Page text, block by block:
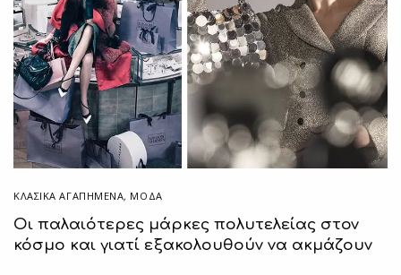
ΚΛΑΣΙΚΆ ΑΓΑΠΗΜΈΝΑ, ΜΟΔΑ
Οι παλαιότερες μάρκες πολυτελείας στον
κόσμο και γιατί εξακολουθούν να ακμάζουν